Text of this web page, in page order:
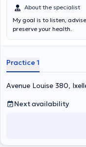
About the specialist
My goal is to listen,
preserve your health.
Practice 1
Avenue Louise 380,
Next availability